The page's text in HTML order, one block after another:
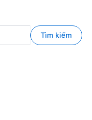
Tìm kiếm